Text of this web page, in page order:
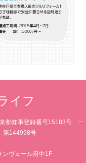
イフ
都知事登録番号15183号 一
第144998号
ヴェール府中1F